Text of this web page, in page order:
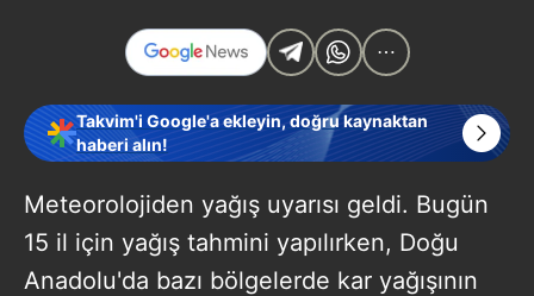
Takvim'i Google'a ekleyin, doğru kaynaktan
haberi alın!
Meteorolojiden yağış uyarısı geldi. Bugün
15 il için yağış tahmini yapılırken, Doğu
Anadolu'da bazı bölgelerde kar yağışının